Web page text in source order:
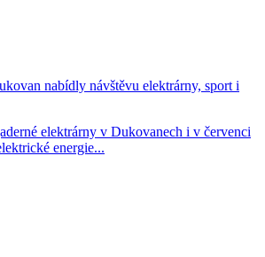
nabídly návštěvu elektrárny, sport i
elektrárny v Dukovanech i v červenci
energie...